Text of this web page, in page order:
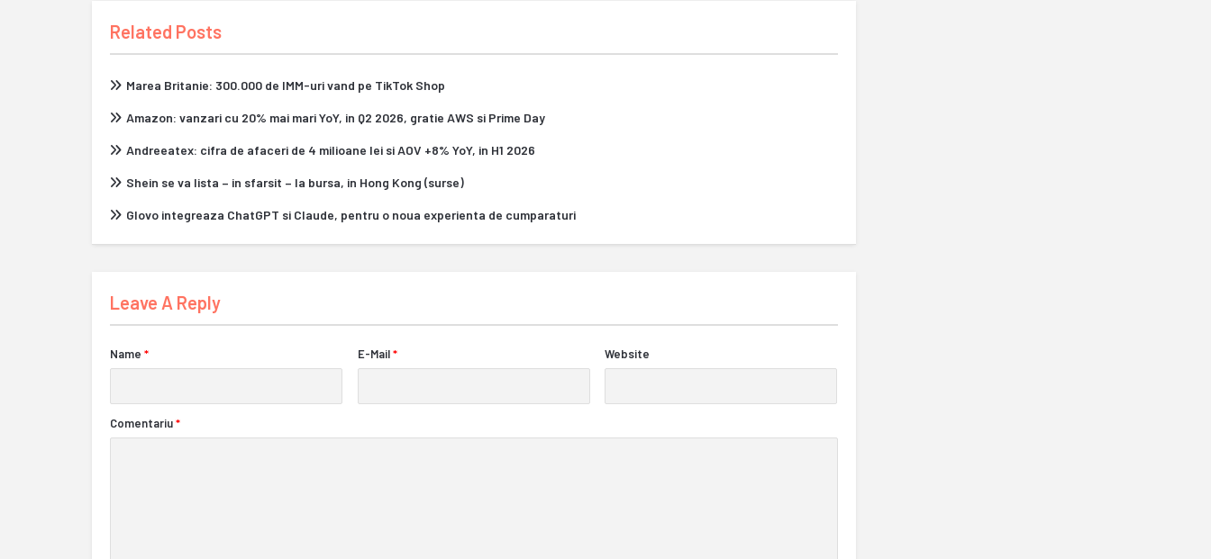
Related Posts
Marea Britanie: 300.000 de IMM-uri vand pe TikTok Shop
Amazon: vanzari cu 20% mai mari YoY, in Q2 2026, gratie AWS si Prime Day
Andreeatex: cifra de afaceri de 4 milioane lei si AOV +8% YoY, in H1 2026
Shein se va lista – in sfarsit – la bursa, in Hong Kong (surse)
Glovo integreaza ChatGPT si Claude, pentru o noua experienta de cumparaturi
Leave A Reply
Name * E-Mail * Website
Comentariu*